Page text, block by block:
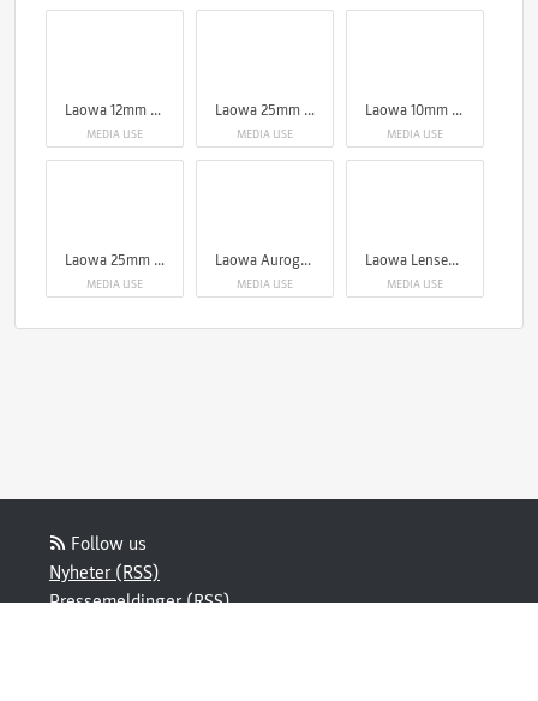
Laowa 12mm T2.9 Zero-D Cine Lens (Feet)
MEDIA USE
Laowa 25mm f/2.8 2.5-5X Ultra Macro Lens - Canon EF
MEDIA USE
Laowa 10mm f/2.8 Zero-D FF (Auto Focus)
MEDIA USE
Laowa 25mm f/2.8 2.5-5X Ultra Macro Lens
MEDIA USE
Laowa Aurogon FF 10-50x NA0.5 supermicro APO
MEDIA USE
Laowa Lenses at Focus Nordic
MEDIA USE
Follow us
Nyheter (RSS)
Pressemeldinger (RSS)